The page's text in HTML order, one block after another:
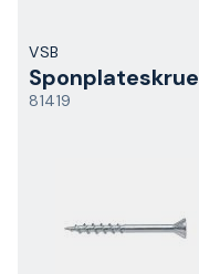
VSB
Sponplateskrue
81419